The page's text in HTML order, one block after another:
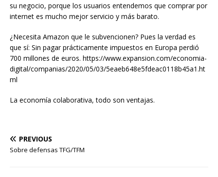
su negocio, porque los usuarios entendemos que comprar por
internet es mucho mejor servicio y más barato.
¿Necesita Amazon que le subvencionen? Pues la verdad es
que sí: Sin pagar prácticamente impuestos en Europa perdió
700 millones de euros. https://www.expansion.com/economia-
digital/companias/2020/05/03/5eaeb648e5fdeac0118b45a1.ht
ml
La economía colaborativa, todo son ventajas.
PREVIOUS
Sobre defensas TFG/TFM